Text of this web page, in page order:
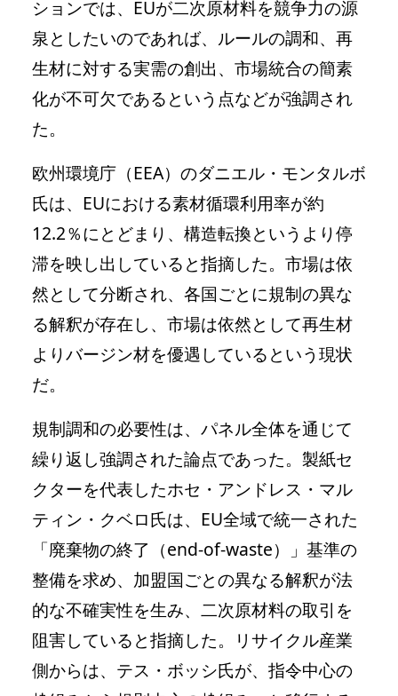
ションでは、EUが二次原材料を競争力の源
泉としたいのであれば、ルールの調和、再
生材に対する実需の創出、市場統合の簡素
化が不可欠であるという点などが強調され
た。
欧州環境庁（EEA）のダニエル・モンタルボ
氏は、EUにおける素材循環利用率が約
12.2％にとどまり、構造転換というより停
滞を映し出していると指摘した。市場は依
然として分断され、各国ごとに規制の異な
る解釈が存在し、市場は依然として再生材
よりバージン材を優遇しているという現状
だ。
規制調和の必要性は、パネル全体を通じて
繰り返し強調された論点であった。製紙セ
クターを代表したホセ・アンドレス・マル
ティン・クベロ氏は、EU全域で統一された
「廃棄物の終了（end-of-waste）」基準の
整備を求め、加盟国ごとの異なる解釈が法
的な不確実性を生み、二次原材料の取引を
阻害していると指摘した。リサイクル産業
側からは、テス・ボッシ氏が、指令中心の